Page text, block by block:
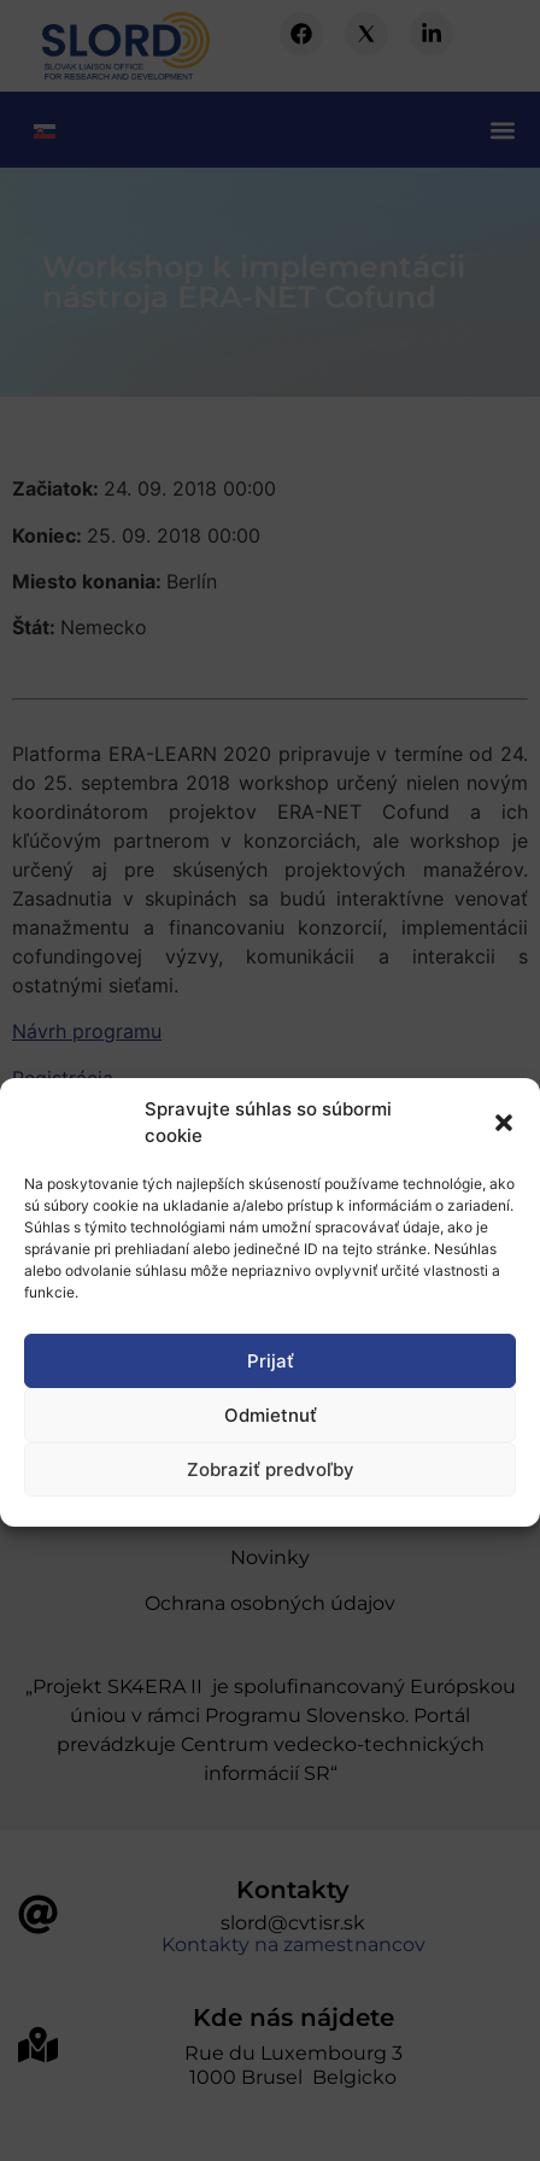
Spravujte súhlas so súbormi
cookie
Na poskytovanie tých najlepších skúseností používame technológie, ako
sú súbory cookie na ukladanie a/alebo prístup k informáciám o zariadení.
Súhlas s týmito technológiami nám umožní spracovávať údaje, ako je
správanie pri prehliadaní alebo jedinečné ID na tejto stránke. Nesúhlas
alebo odvolanie súhlasu môže nepriaznivo ovplyvniť určité vlastnosti a
funkcie.
Prijať
Odmietnuť
Zobraziť predvoľby
Začiatok: 24. 09. 2018 00:00
Koniec: 25. 09. 2018 00:00
Miesto konania: Berlín
Štát: Nemecko
Platforma ERA-LEARN 2020 pripravuje v termíne od 24.
do 25. septembra 2018 workshop určený nielen novým
koordinátorom projektov ERA-NET Cofund a ich
kľúčovým partnerom v konzorciách, ale workshop je
určený aj pre skúsených projektových manažérov.
Zasadnutia v skupinách sa budú interaktívne venovať
manažmentu a financovaniu konzorcií, implementácii
cofundingovej výzvy, komunikácii a interakcii s
ostatnými sieťami.
Návrh programu
Registrácia
Bližšie informácie
Pridať do Google Kalendára
O nás
Naše služby
Financovanie a podpora
Novinky
Ochrana osobných údajov
„Projekt SK4ERA II je spolufinancovaný Európskou
úniou v rámci Programu Slovensko. Portál
prevádzkuje Centrum vedecko-technických
informácií SR“
Kontakty
slord@cvtisr.sk
Kontakty na zamestnancov
Kde nás nájdete
Rue du Luxembourg 3
1000 Brusel Belgicko